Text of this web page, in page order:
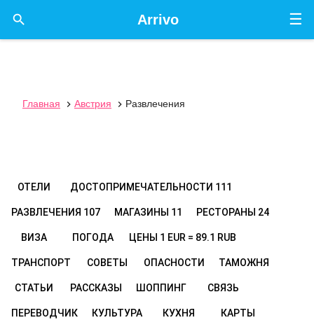
☰
Arrivo

Главная  Австрия  Развлечения
ОТЕЛИ ДОСТОПРИМЕЧАТЕЛЬНОСТИ 111
РАЗВЛЕЧЕНИЯ 107 МАГАЗИНЫ 11 РЕСТОРАНЫ 24
ВИЗА ПОГОДА ЦЕНЫ 1 EUR = 89.1 RUB
ТРАНСПОРТ СОВЕТЫ ОПАСНОСТИ ТАМОЖНЯ
СТАТЬИ РАССКАЗЫ ШОППИНГ СВЯЗЬ
ПЕРЕВОДЧИК КУЛЬТУРА КУХНЯ КАРТЫ